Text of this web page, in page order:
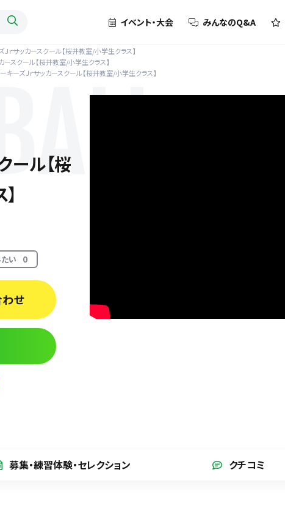
イベント・大会 みんなのQ&A
Ｊｒサッカースクール【桜井教室/小学生クラス】
ースクール【桜井教室/小学生クラス】
キーズＪｒサッカースクール【桜井教室/小学生クラス】
ール【桜
】
い 0
わせ
募集・練習体験・セレクション クチコミ